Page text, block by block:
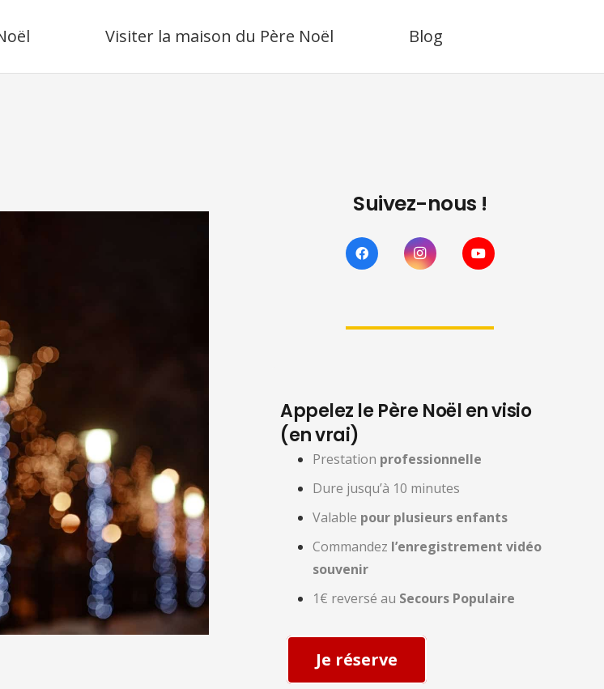
Visiter la maison du Père Noël Blog
Suivez-nous !
Appelez le Père Noël en visio
(en vrai)
Prestation professionnelle
Dure jusqu’à 10 minutes
Valable pour plusieurs enfants
Commandez l’enregistrement vidéo
souvenir
1€ reversé au Secours Populaire
Je réserve